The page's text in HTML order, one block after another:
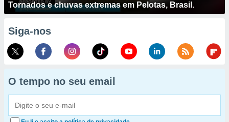
Tornados e chuvas extremas em Pelotas, Brasil.
Siga-nos
O tempo no seu email